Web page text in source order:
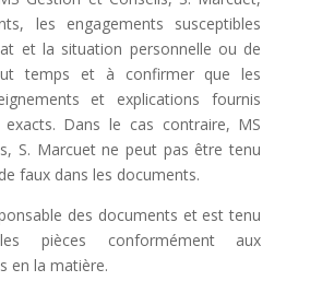
les engagements susceptibles
et la situation personnelle ou de
temps et à confirmer que les
et explications fournis
Dans le cas contraire, MS
S. Marcuet ne peut pas être tenu
faux dans les documents.
des documents et est tenu
pièces conformément aux
en la matière.